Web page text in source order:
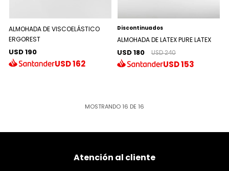
ALMOHADA DE VISCOELÁSTICO
ERGOREST
USD 190
USD162
Discontinuados
ALMOHADA DE LATEX PURE LATEX
USD 180 USD 240
USD153
MOSTRANDO 16 DE 16
Atención al cliente